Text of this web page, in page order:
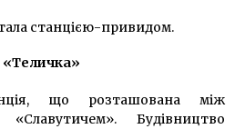
станцією-привидом.
«Теличка»
що розташована між
Будівництво